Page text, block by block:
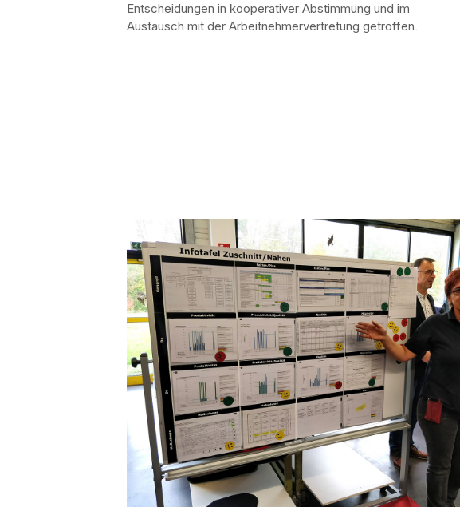
Entscheidungen in kooperativer Abstimmung und im
Austausch mit der Arbeitnehmervertretung getroffen.